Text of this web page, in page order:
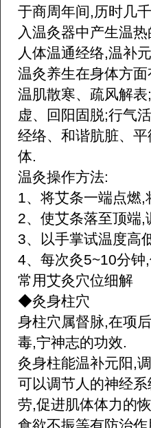
于商周年间,历时几
入温灸器中产生温
人体温通经络,温补
温灸养生在身体方
温肌散寒、疏风解
虚、回阳固脱;行气
经络、和谐肮脏、
体.
温灸操作方法:
1、将艾条一端点燃,
2、使艾条落至顶端
3、以手掌试温度高
4、每次灸5~10分钟
常用艾灸穴位细解
◆灸身柱穴
身柱穴属督脉,在项
毒,宁神志的功效.
灸身柱能温补元阳,
可以调节人的神经
劳,促进肌体体力的